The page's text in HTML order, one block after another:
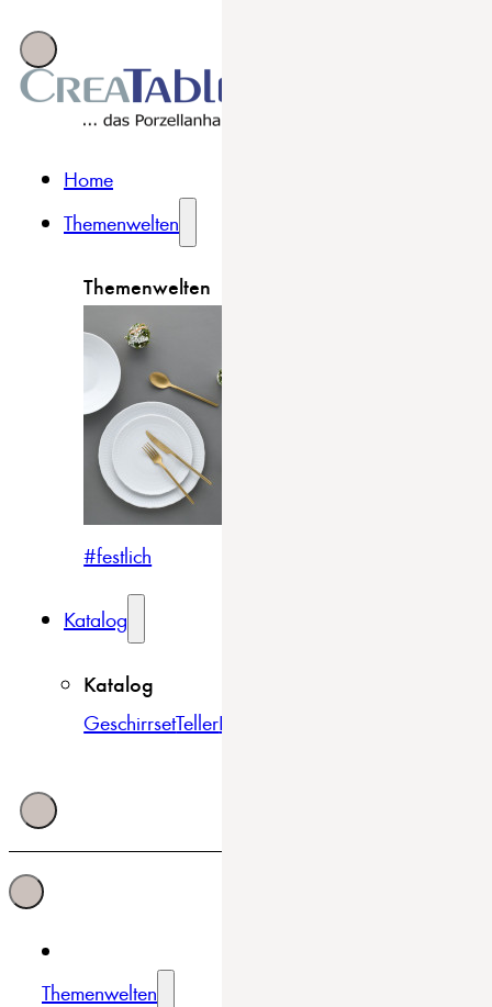
Home
Themenwelten
Themenwelten
#festlich
Katalog
Katalog
GeschirrsetTellerBowls & Schüsseln
Themenwelten